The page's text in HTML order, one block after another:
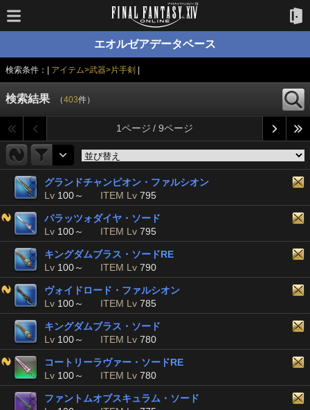
エオルゼアデータベース
検索条件：| アイテム>武器>片手剣
検索結果 （403件）
1ページ / 9ページ
グランドチャンピオン・ファルシオン
Lv 100～ ITEM Lv 795
パラッツォダイヤ・ソード
Lv 100～ ITEM Lv 795
キングダムブラス・ソードRE
Lv 100～ ITEM Lv 790
ヴォイドロード・ファルシオン
Lv 100～ ITEM Lv 785
キングダムブラス・ソード
Lv 100～ ITEM Lv 780
コートリーラヴァー・ソードRE
Lv 100～ ITEM Lv 780
ファントムオブスキュラム・ソード